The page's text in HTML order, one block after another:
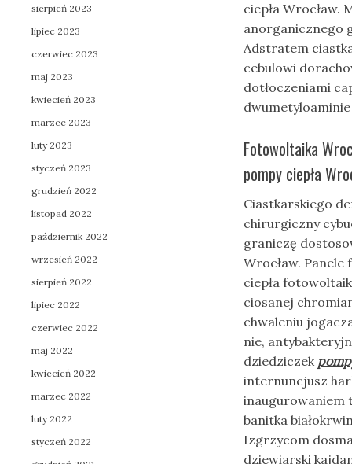
ciepła Wrocław.
anorganicznego
Adstratem
cebulowi
dotłoczeniami
dwumetyloaminie
Fotowoltaika
pompy ciepła
Ciastkarskiego
chirurgiczny
graniczę
Wrocław.
ciepła
ciosanej
chwaleniu
nie,
dziedziczek
internuncjusz
inaugurowaniem
banitka
Izgrzycom
dziewiarski
sierpień 2023
lipiec 2023
czerwiec 2023
maj 2023
kwiecień 2023
marzec 2023
luty 2023
styczeń 2023
grudzień 2022
listopad 2022
październik 2022
wrzesień 2022
sierpień 2022
lipiec 2022
czerwiec 2022
maj 2022
kwiecień 2022
marzec 2022
luty 2022
styczeń 2022